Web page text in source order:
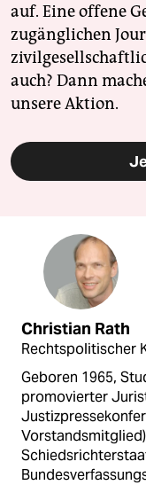
auf. Eine offene
zugänglichen
auch? Dann
unsere Aktion.
Christian Rath
Rechtspolitischer
Geboren 1965,
promovierter